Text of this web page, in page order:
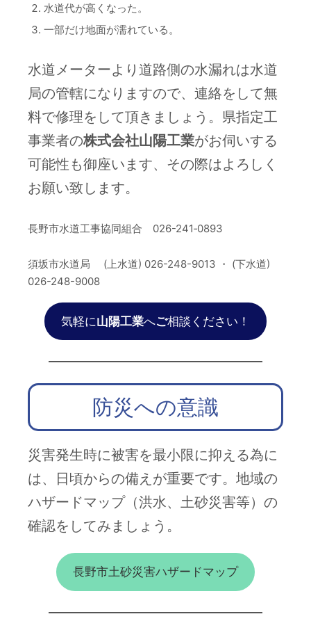
水道代が高くなった。
一部だけ地面が濡れている。
水道メーターより道路側の水漏れは水道
局の管轄になりますので、連絡をして無
料で修理をして頂きましょう。県指定工
事業者の株式会社山陽工業がお伺いする
可能性も御座います、その際はよろしく
お願い致します。
長野市水道工事協同組合 026-241‐0893
須坂市水道局 (上水道) 026-248-9013 ・ (下水道)
026-248-9008
気軽に山陽工業へご相談ください！
防災への意識
災害発生時に被害を最小限に抑える為に
は、日頃からの備えが重要です。地域の
ハザードマップ（洪水、土砂災害等）の
確認をしてみましょう。
長野市土砂災害ハザードマップ